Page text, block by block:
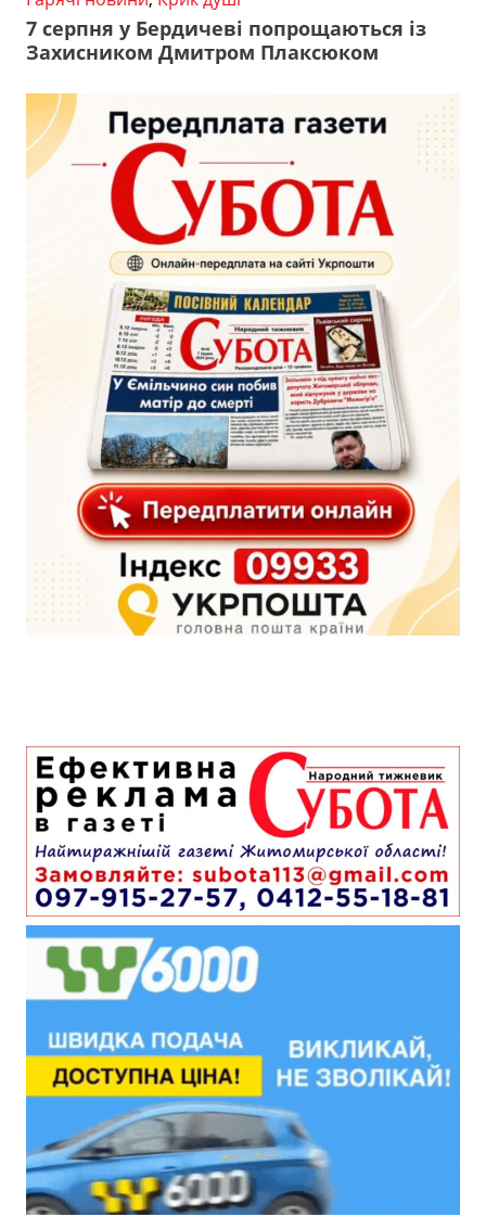
7 серпня у Бердичеві попрощаються із
Захисником Дмитром Плаксюком